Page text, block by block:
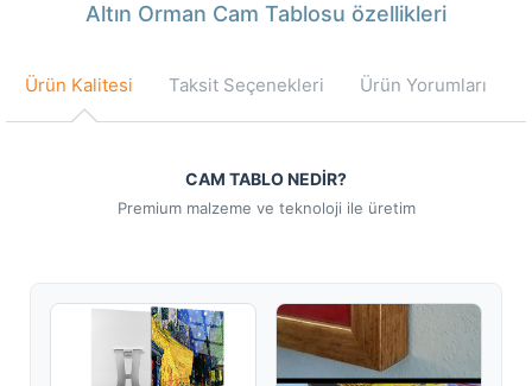
Altın Orman Cam Tablosu özellikleri
Ürün Kalitesi Taksit Seçenekleri Ürün Yorumları
CAM TABLO NEDİR?
Premium malzeme ve teknoloji ile üretim